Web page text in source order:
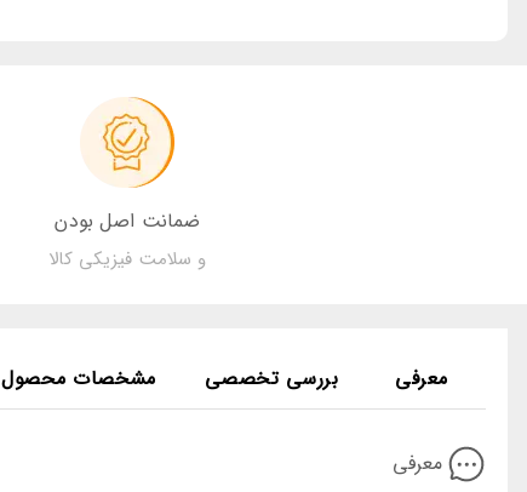
ضمانت اصل بودن
و سلامت فیزیکی کالا
معرفی بررسی تخصصی مشخصات محصول
معرفی